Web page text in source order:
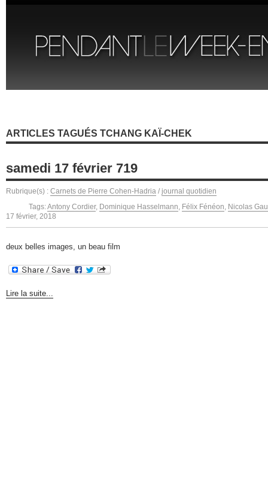
ARTICLES TAGUÉS TCHANG KAÏ-CHEK
samedi 17 février 719
Rubrique(s) : Carnets de Pierre Cohen-Hadria / journal quotidien
Tags:Antony Cordier, Dominique Hasselmann, Félix Fénéon, Nicolas
17 février, 2018
deux belles images, un beau film
Lire la suite...